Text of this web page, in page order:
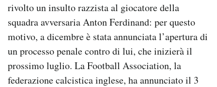
rivolto un insulto razzista al giocatore della
squadra avversaria Anton Ferdinand: per questo
motivo, a dicembre è stata annunciata l’apertura di
un processo penale contro di lui, che inizierà il
prossimo luglio. La Football Association, la
federazione calcistica inglese, ha annunciato il 3